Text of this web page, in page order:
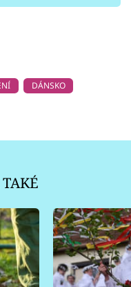
DÁNSKO